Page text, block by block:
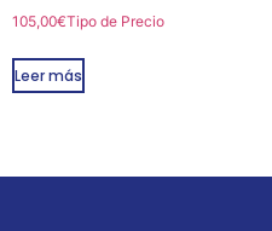
105,00€Tipo de Precio
Leer más